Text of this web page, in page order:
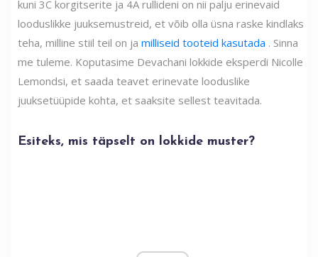
kuni 3C korgitserite ja 4A rullideni on nii palju erinevaid
looduslikke juuksemustreid, et võib olla üsna raske kindlaks
teha, milline stiil teil on ja milliseid tooteid kasutada . Sinna
me tuleme. Koputasime Devachani lokkide eksperdi Nicolle
Lemondsi, et saada teavet erinevate looduslike
juuksetüüpide kohta, et saaksite sellest teavitada.
Esiteks, mis täpselt on lokkide muster?